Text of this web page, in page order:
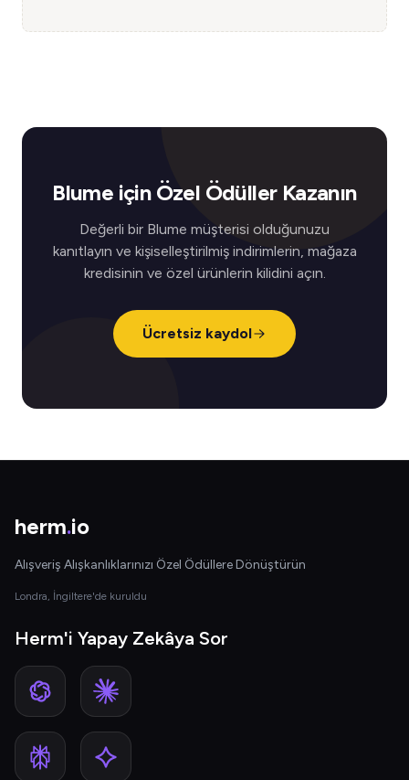
Blume için Özel Ödüller Kazanın
Değerli bir Blume müşterisi olduğunuzu
kanıtlayın ve kişiselleştirilmiş indirimlerin, mağaza
kredisinin ve özel ürünlerin kilidini açın.
Ücretsiz kaydol
herm.io
Alışveriş Alışkanlıklarınızı Özel Ödüllere Dönüştürün
Londra, İngiltere'de kuruldu
Herm'i Yapay Zekâya Sor